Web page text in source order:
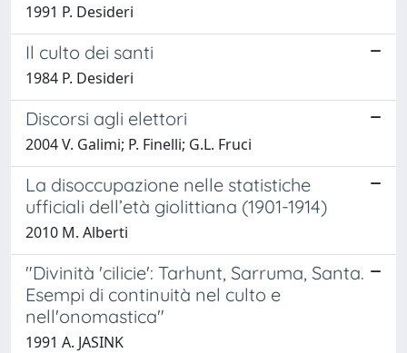
1991 P. Desideri
Il culto dei santi
1984 P. Desideri
Discorsi agli elettori
2004 V. Galimi; P. Finelli; G.L. Fruci
La disoccupazione nelle statistiche
ufficiali dell’età giolittiana (1901-1914)
2010 M. Alberti
"Divinità 'cilicie': Tarhunt, Sarruma, Santa.
Esempi di continuità nel culto e
nell'onomastica"
1991 A. JASINK